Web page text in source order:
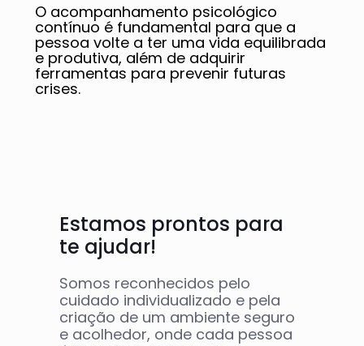
O acompanhamento psicológico
contínuo é fundamental para que a
pessoa volte a ter uma vida equilibrada
e produtiva, além de adquirir
ferramentas para prevenir futuras
crises.
Estamos prontos para
te ajudar!
Somos reconhecidos pelo
cuidado individualizado e pela
criação de um ambiente seguro
e acolhedor, onde cada pessoa